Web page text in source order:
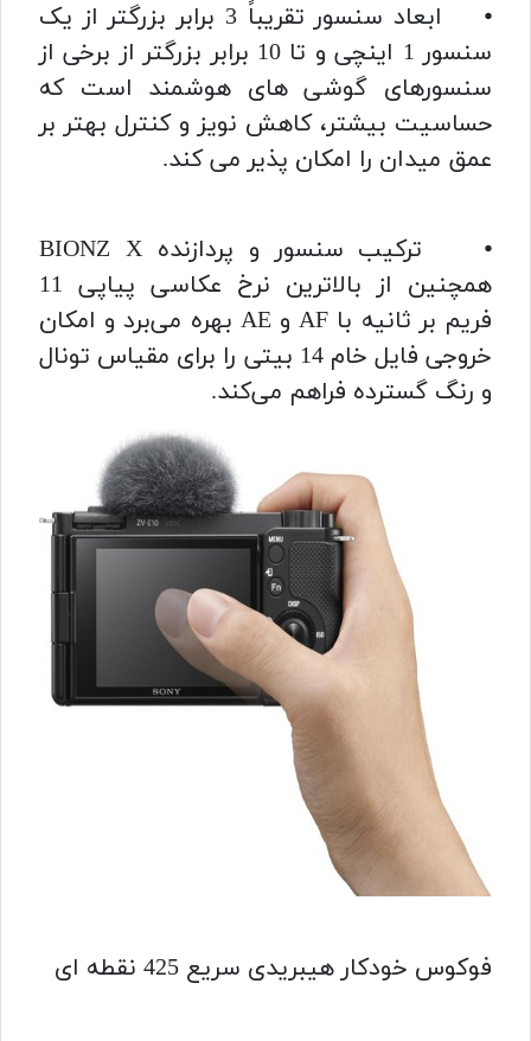
⦁ ابعاد سنسور تقریباً 3 برابر بزرگتر از یک
سنسور 1 اینچی و تا 10 برابر بزرگتر از برخی از
سنسورهای گوشی های هوشمند است که
حساسیت بیشتر، کاهش نویز و کنترل بهتر بر
عمق میدان را امکان پذیر می کند.
⦁ ترکیب سنسور و پردازنده BIONZ X
همچنین از بالاترین نرخ عکاسی پیاپی 11
فریم بر ثانیه با AF و AE بهره می‌برد و امکان
خروجی فایل خام 14 بیتی را برای مقیاس تونال
و رنگ گسترده فراهم می‌کند.
فوکوس خودکار هیبریدی سریع 425 نقطه ای